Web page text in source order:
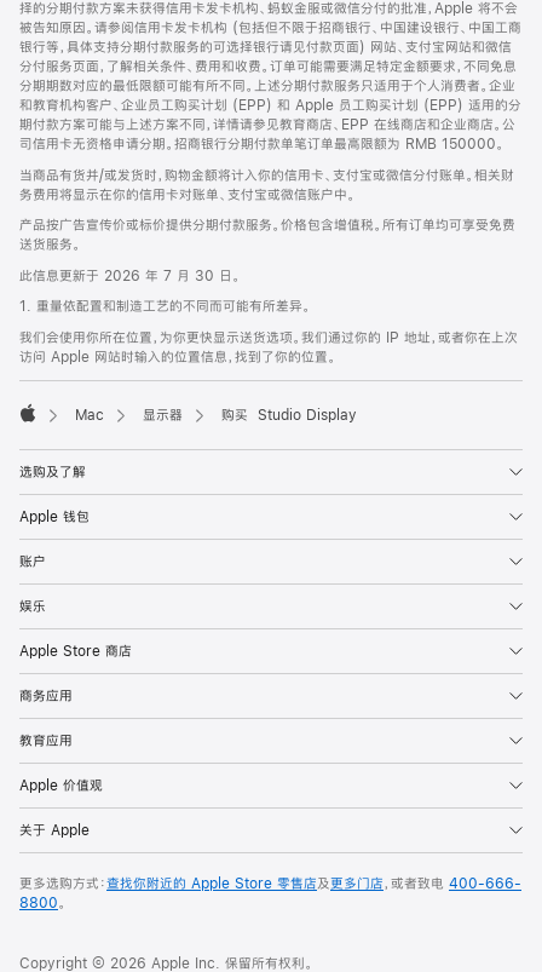
择的分期付款方案未获得信用卡发卡机构、蚂蚁金服或微信分付的批准，Apple 将不会
被告知原因。请参阅信用卡发卡机构 (包括但不限于招商银行、中国建设银行、中国工商
银行等，具体支持分期付款服务的可选择银行请见付款页面) 网站、支付宝网站和微信
分付服务页面，了解相关条件、费用和收费。订单可能需要满足特定金额要求，不同免息
分期期数对应的最低限额可能有所不同。上述分期付款服务只适用于个人消费者。企业
和教育机构客户、企业员工购买计划 (EPP) 和 Apple 员工购买计划 (EPP) 适用的分
期付款方案可能与上述方案不同，详情请参见教育商店、EPP 在线商店和企业商店。公
司信用卡无资格申请分期。招商银行分期付款单笔订单最高限额为 RMB 150000。
当商品有货并/或发货时，购物金额将计入你的信用卡、支付宝或微信分付账单。相关财
务费用将显示在你的信用卡对账单、支付宝或微信账户中。
产品按广告宣传价或标价提供分期付款服务。价格包含增值税。所有订单均可享受免费
送货服务。
此信息更新于 2026 年 7 月 30 日。
1. 重量依配置和制造工艺的不同而可能有所差异。
我们会使用你所在位置，为你更快显示送货选项。我们通过你的 IP 地址，或者你在上次
访问 Apple 网站时输入的位置信息，找到了你的位置。
Mac 显示器 购买 Studio Display
选购及了解
Apple 钱包
账户
娱乐
Apple Store 商店
商务应用
教育应用
Apple 价值观
关于 Apple
更多选购方式：查找你附近的 Apple Store 零售店及更多门店，或者致电 400-666-
8800。
Copyright © 2026 Apple Inc. 保留所有权利。